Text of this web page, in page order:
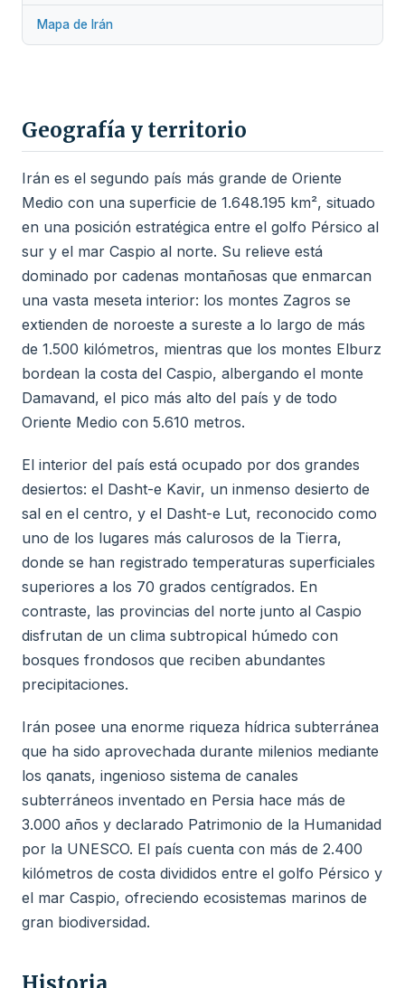
Mapa de Irán
Geografía y territorio
Irán es el segundo país más grande de Oriente
Medio con una superficie de 1.648.195 km², situado
en una posición estratégica entre el golfo Pérsico al
sur y el mar Caspio al norte. Su relieve está
dominado por cadenas montañosas que enmarcan
una vasta meseta interior: los montes Zagros se
extienden de noroeste a sureste a lo largo de más
de 1.500 kilómetros, mientras que los montes Elburz
bordean la costa del Caspio, albergando el monte
Damavand, el pico más alto del país y de todo
Oriente Medio con 5.610 metros.
El interior del país está ocupado por dos grandes
desiertos: el Dasht-e Kavir, un inmenso desierto de
sal en el centro, y el Dasht-e Lut, reconocido como
uno de los lugares más calurosos de la Tierra,
donde se han registrado temperaturas superficiales
superiores a los 70 grados centígrados. En
contraste, las provincias del norte junto al Caspio
disfrutan de un clima subtropical húmedo con
bosques frondosos que reciben abundantes
precipitaciones.
Irán posee una enorme riqueza hídrica subterránea
que ha sido aprovechada durante milenios mediante
los qanats, ingenioso sistema de canales
subterráneos inventado en Persia hace más de
3.000 años y declarado Patrimonio de la Humanidad
por la UNESCO. El país cuenta con más de 2.400
kilómetros de costa divididos entre el golfo Pérsico y
el mar Caspio, ofreciendo ecosistemas marinos de
gran biodiversidad.